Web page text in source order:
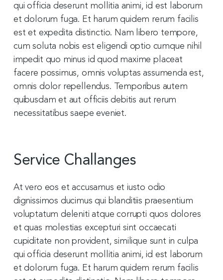
qui officia deserunt mollitia animi, id est laborum
et dolorum fuga. Et harum quidem rerum facilis
est et expedita distinctio. Nam libero tempore,
cum soluta nobis est eligendi optio cumque nihil
impedit quo minus id quod maxime placeat
facere possimus, omnis voluptas assumenda est,
omnis dolor repellendus. Temporibus autem
quibusdam et aut officiis debitis aut rerum
necessitatibus saepe eveniet.
Service Challanges
At vero eos et accusamus et iusto odio
dignissimos ducimus qui blanditiis praesentium
voluptatum deleniti atque corrupti quos dolores
et quas molestias excepturi sint occaecati
cupiditate non provident, similique sunt in culpa
qui officia deserunt mollitia animi, id est laborum
et dolorum fuga. Et harum quidem rerum facilis